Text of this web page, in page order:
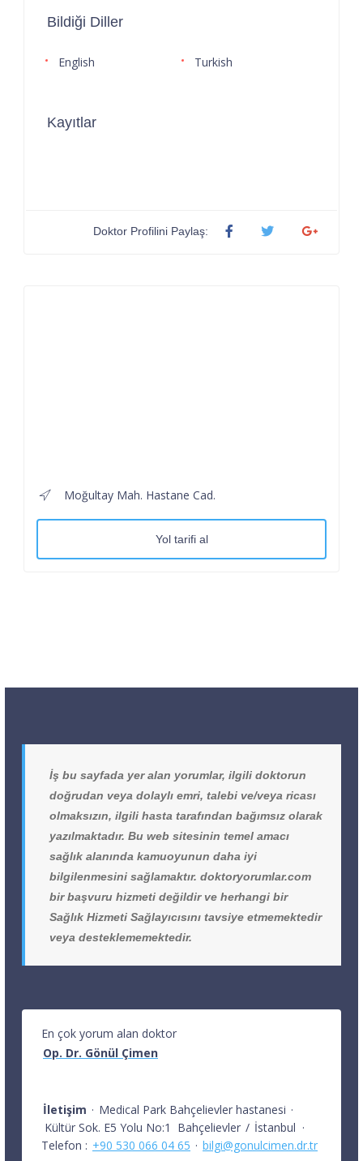
Bildiği Diller
English Turkish
Kayıtlar
Doktor Profilini Paylaş:
Moğultay Mah. Hastane Cad.
Yol tarifi al
İş bu sayfada yer alan yorumlar, ilgili doktorun
doğrudan veya dolaylı emri, talebi ve/veya ricası
olmaksızın, ilgili hasta tarafından bağımsız olarak
yazılmaktadır. Bu web sitesinin temel amacı
sağlık alanında kamuoyunun daha iyi
bilgilenmesini sağlamaktır. doktoryorumlar.com
bir başvuru hizmeti değildir ve herhangi bir
Sağlık Hizmeti Sağlayıcısını tavsiye etmemektedir
veya desteklememektedir.
En çok yorum alan doktor
Op. Dr. Gönül Çimen
İletişim · Medical Park Bahçelievler hastanesi ·
Kültür Sok. E5 Yolu No:1
Bahçelievler / İstanbul ·
Telefon : +90 530 066 04 65 · bilgi@gonulcimen.dr.tr